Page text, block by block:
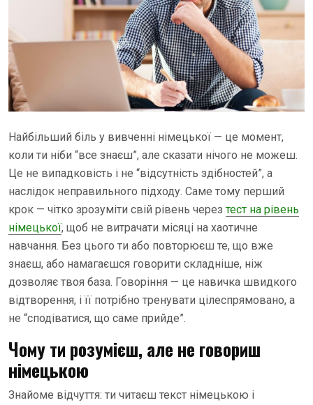
Найбільший біль у вивченні німецької — це момент,
коли ти ніби “все знаєш”, але сказати нічого не можеш.
Це не випадковість і не “відсутність здібностей”, а
наслідок неправильного підходу. Саме тому перший
крок — чітко зрозуміти свій рівень через тест на рівень
німецької, щоб не витрачати місяці на хаотичне
навчання. Без цього ти або повторюєш те, що вже
знаєш, або намагаєшся говорити складніше, ніж
дозволяє твоя база. Говоріння — це навичка швидкого
відтворення, і її потрібно тренувати цілеспрямовано, а
не “сподіватися, що саме прийде”.
Чому ти розумієш, але не говориш
німецькою
Знайоме відчуття: ти читаєш текст німецькою і